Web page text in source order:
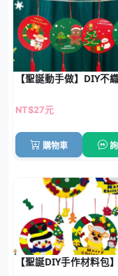
【聖誕動手做】DIY
NT$27元
購物車
【聖誕DIY手作材料